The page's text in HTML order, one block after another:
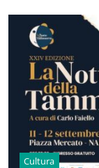
Cultura